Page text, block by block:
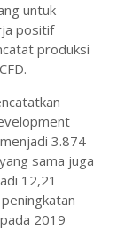
untuk
positif
produksi
3.874
sama juga
12,21
2019